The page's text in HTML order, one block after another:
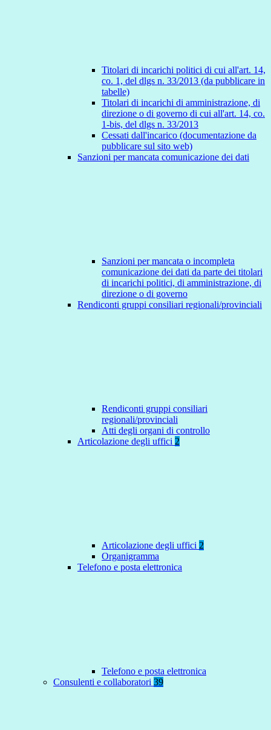
Titolari di incarichi politici di cui all'art. 14,
co. 1, del dlgs n. 33/2013 (da pubblicare in
tabelle)
Titolari di incarichi di amministrazione, di
direzione o di governo di cui all'art. 14, co.
1-bis, del dlgs n. 33/2013
Cessati dall'incarico (documentazione da
pubblicare sul sito web)
Sanzioni per mancata comunicazione dei dati
Sanzioni per mancata o incompleta
comunicazione dei dati da parte dei titolari
di incarichi politici, di amministrazione, di
direzione o di governo
Rendiconti gruppi consiliari regionali/provinciali
Rendiconti gruppi consiliari
regionali/provinciali
Atti degli organi di controllo
Articolazione degli uffici 2
Articolazione degli uffici 2
Organigramma
Telefono e posta elettronica
Telefono e posta elettronica
Consulenti e collaboratori 39